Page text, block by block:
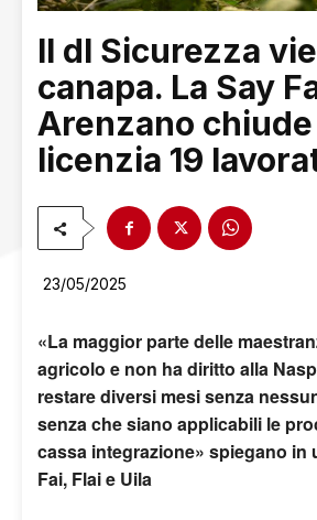
Il dl Sicurezza
canapa. La Say
Arenzano chiude
licenzia 19
23/05/2025
«La maggior parte delle
agricolo e non ha diritto alla
restare diversi mesi senza
senza che siano applicabili le
cassa integrazione» spiegano in
Fai, Flai e Uila